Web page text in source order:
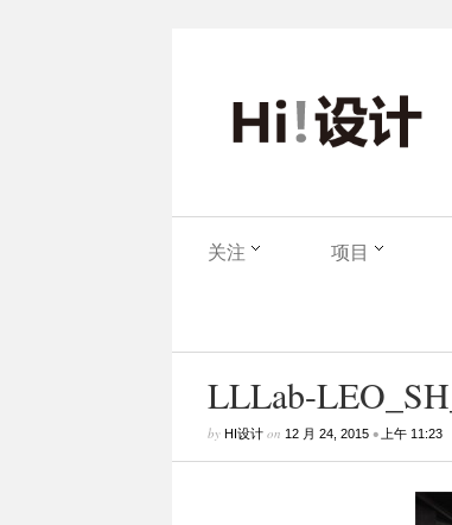
关注 项目
LLLab-
by HI设计on 12 月 24, 2015• 上午 11:23